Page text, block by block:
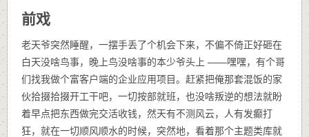
前戏
老天爷突然睡醒，一摆手丢了个机会下来，不偏不倚正好砸在
白天没啥鸟事，晚上鸟没啥事的本少爷头上 ——嘿嘿，有个哥
们找我做个富客户端的企业应用项目。赶紧把俺那套混饭的家
伙拾掇拾掇开工干吧，一切按部就班，也没啥叛逆的想法就盼
着早点把东西做完交活收钱，然天有不测风云，人有发癫打
狂，就在一切顺风顺水的时候，突然地，看着那个主题类库就